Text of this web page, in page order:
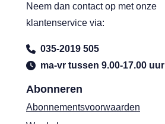
Abonneren
Abonnementsvoorwaarden
Neem dan contact op met onze
klantenservice via:
035-2019 505
ma-vr tussen 9.00-17.00 uur